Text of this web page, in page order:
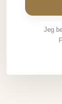
Jeg